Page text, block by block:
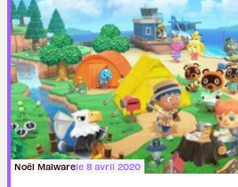
Noël Malwarele 8 avril 2020